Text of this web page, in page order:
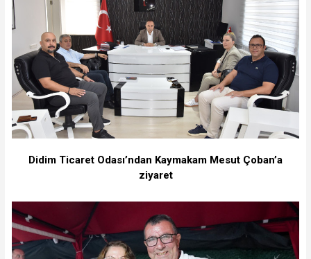
Didim Ticaret Odası’ndan Kaymakam Mesut Çoban’a
ziyaret